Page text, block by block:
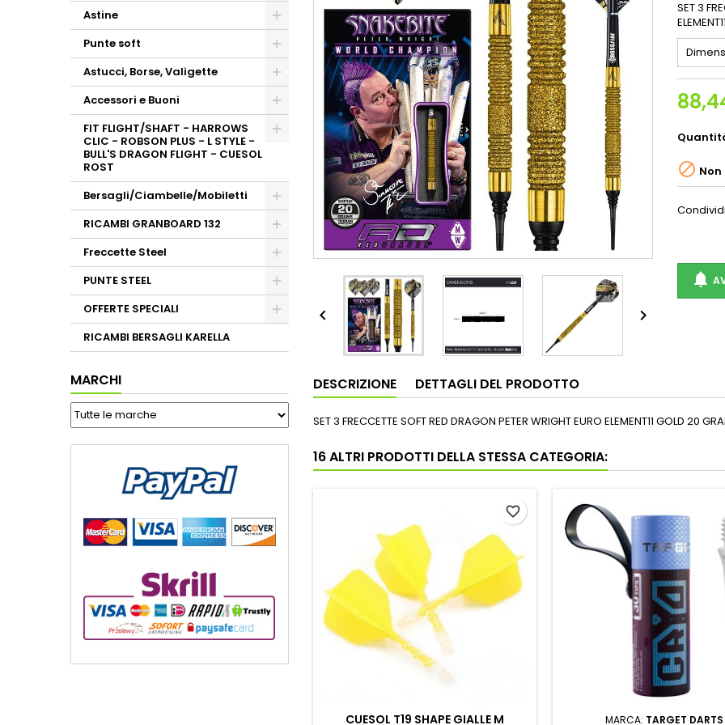
Astine
Punte soft
Astucci, Borse, Valigette
Accessori e Buoni
FIT FLIGHT/SHAFT - HARROWS
CLIC - ROBSON PLUS - L STYLE -
BULL'S DRAGON FLIGHT - CUESOL
ROST
Bersagli/Ciambelle/Mobiletti
RICAMBI GRANBOARD 132
Freccette Steel
PUNTE STEEL
OFFERTE SPECIALI
RICAMBI BERSAGLI KARELLA
MARCHI
 
SET 3

Condividi

DESCRIZIONE DETTAGLI DEL PRODOTTO
SET 3 FRECCETTE SOFT RED DRAGON PETER WRIGHT EURO ELEMENT11 GOLD 20
16 ALTRI PRODOTTI DELLA STESSA CATEGORIA:
CUESOL T19 SHAPE GIALLE M
favorite_border
MARCA: TARGET DARTS